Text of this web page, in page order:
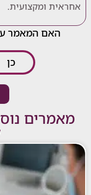
ומקצועית.
המאמר עזר לך
נוספים